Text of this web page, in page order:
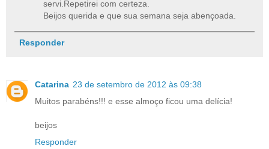
servi.Repetirei com certeza.
Beijos querida e que sua semana seja abençoada.
Responder
Catarina 23 de setembro de 2012 às 09:38
Muitos parabéns!!! e esse almoço ficou uma delícia!
beijos
Responder